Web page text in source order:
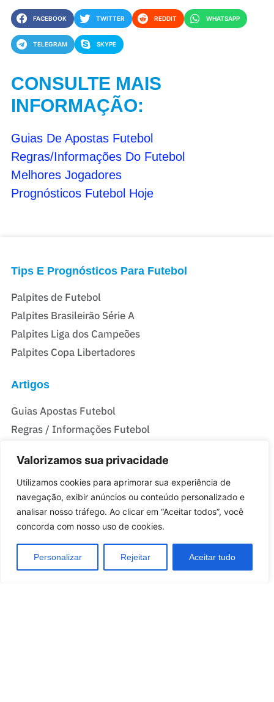
Valorizamos sua privacidade
Utilizamos cookies para aprimorar sua experiência de
navegação, exibir anúncios ou conteúdo personalizado e
analisar nosso tráfego. Ao clicar em “Aceitar todos”, você
concorda com nosso uso de cookies.
Personalizar Rejeitar Aceitar tudo
FACEBOOK TWITTER REDDIT WHATSAPP
TELEGRAM SKYPE
CONSULTE MAIS
INFORMAÇÃO:
Guias De Apostas Futebol
Regras/Informações Do Futebol
Melhores Jogadores
Prognósticos Futebol Hoje
Tips E Prognósticos Para Futebol
Palpites de Futebol
Palpites Brasileirão Série A
Palpites Liga dos Campeões
Palpites Copa Libertadores
Artigos
Guias Apostas Futebol
Regras / Informações Futebol
Casas De Apostas Do Brasil
Melhores Casas de Apostas no Brasil
Melhores sites de Apostas com Bônus no Brasil